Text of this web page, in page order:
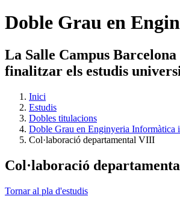
Doble Grau en
La Salle Campus
finalitzar els estudis
Inici
Estudis
Dobles titulacions
Doble Grau en Enginyeria Informàtica
Col·laboració departamental VIII
Col·laboració
Tornar al pla d'estudis